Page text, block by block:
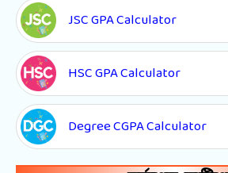
JSC GPA Calculator
HSC GPA Calculator
Degree CGPA Calculator